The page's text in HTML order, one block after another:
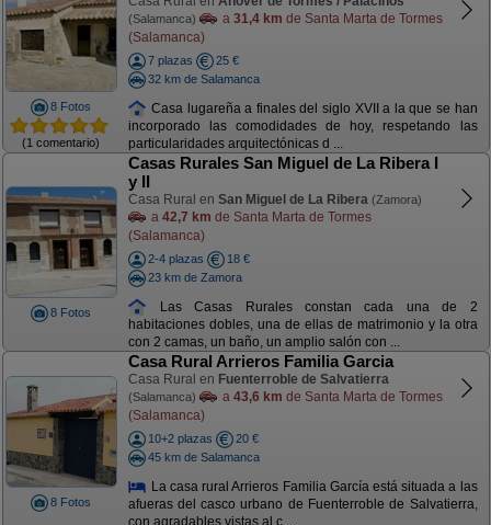
8 Fotos
(1 comentario)
(Salamanca) a 31,4 km de Santa Marta de Tormes
(Salamanca)
7 plazas
25 €
32 km de Salamanca
Casa lugareña a finales del siglo XVII a la que se han
incorporado las comodidades de hoy, respetando las
particularidades arquitectónicas d ...
8 Fotos
Casas Rurales San Miguel de La Ribera I
y II
Casa Rural en San Miguel de La Ribera (Zamora)
a 42,7 km de Santa Marta de Tormes
(Salamanca)
2-4 plazas
18 €
23 km de Zamora
Las Casas Rurales constan cada una de 2
habitaciones dobles, una de ellas de matrimonio y la otra
con 2 camas, un baño, un amplio salón con ...
8 Fotos
Casa Rural Arrieros Familia Garcia
Casa Rural en Fuenterroble de Salvatierra
(Salamanca) a 43,6 km de Santa Marta de Tormes
(Salamanca)
10+2 plazas
20 €
45 km de Salamanca
La casa rural Arrieros Familia García está situada a las
afueras del casco urbano de Fuenterroble de Salvatierra,